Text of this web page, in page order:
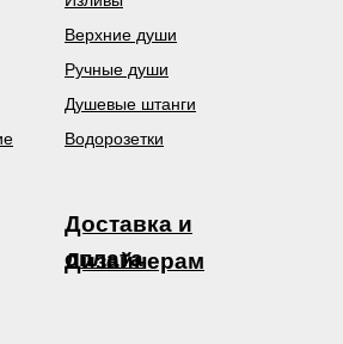
Дизайнерам
Доставка и
оплата
Верхние души
Ручные души
Душевые штанги
Водорозетки